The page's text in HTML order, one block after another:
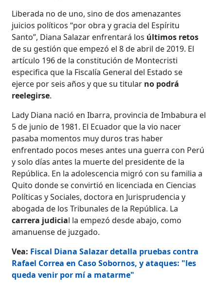
Liberada no de uno, sino de dos amenazantes
juicios políticos “por obra y gracia del Espíritu
Santo”, Diana Salazar enfrentará los últimos retos
de su gestión que empezó el 8 de abril de 2019. El
artículo 196 de la constitución de Montecristi
especifica que la Fiscalía General del Estado se
ejerce por seis años y que su titular no podrá
reelegirse.
Lady Diana nació en Ibarra, provincia de Imbabura el
5 de junio de 1981. El Ecuador que la vio nacer
pasaba momentos muy duros tras haber
enfrentado pocos meses antes una guerra con Perú
y solo días antes la muerte del presidente de la
República. En la adolescencia migró con su familia a
Quito donde se convirtió en licenciada en Ciencias
Políticas y Sociales, doctora en Jurisprudencia y
abogada de los Tribunales de la República. La
carrera judicial la empezó desde abajo, como
amanuense de juzgado.
Vea: Fiscal Diana Salazar detalla pruebas contra
Rafael Correa en Caso Sobornos, y ataques: "les
queda venir por mí a matarme"